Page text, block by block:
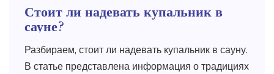
Стоит ли надевать купальник в
сауне?
Разбираем, стоит ли надевать купальник в сауну.
В статье представлена информация о традициях